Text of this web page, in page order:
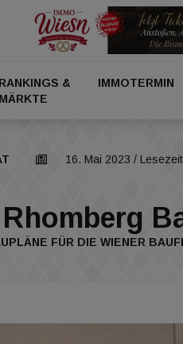
RANKINGS &
MÄRKTE
IMMOTERMIN
16. Mai 2023 /
FÜR DIE WIENER